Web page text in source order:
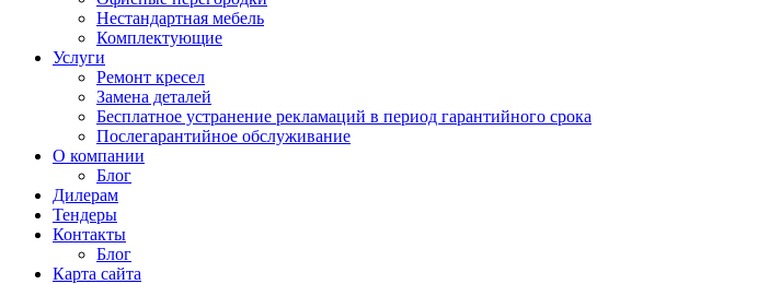
Нестандартная мебель
Комплектующие
Услуги
Ремонт кресел
Замена деталей
Бесплатное устранение рекламаций в период гарантийного срока
Послегарантийное обслуживание
О компании
Блог
Дилерам
Тендеры
Контакты
Блог
Карта сайта